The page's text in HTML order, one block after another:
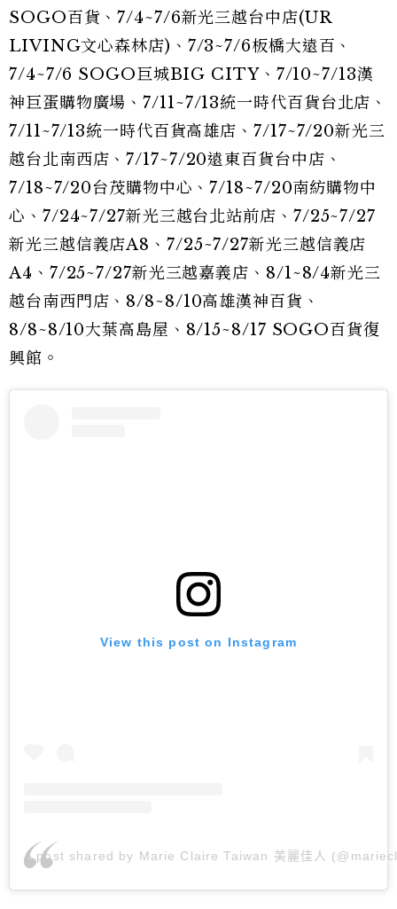
SOGO百貨、7/4~7/6新光三越台中店(UR
LIVING文心森林店)、7/3~7/6板橋大遠百、
7/4~7/6 SOGO巨城BIG CITY、7/10~7/13漢
神巨蛋購物廣場、7/11~7/13統一時代百貨台北店、
7/11~7/13統一時代百貨高雄店、7/17~7/20新光三
越台北南西店、7/17~7/20遠東百貨台中店、
7/18~7/20台茂購物中心、7/18~7/20南紡購物中
心、7/24~7/27新光三越台北站前店、7/25~7/27
新光三越信義店A8、7/25~7/27新光三越信義店
A4、7/25~7/27新光三越嘉義店、8/1~8/4新光三
越台南西門店、8/8~8/10高雄漢神百貨、
8/8~8/10大葉高島屋、8/15~8/17 SOGO百貨復
興館。
View this post on Instagram
A post shared by Marie Claire Taiwan 美麗佳人